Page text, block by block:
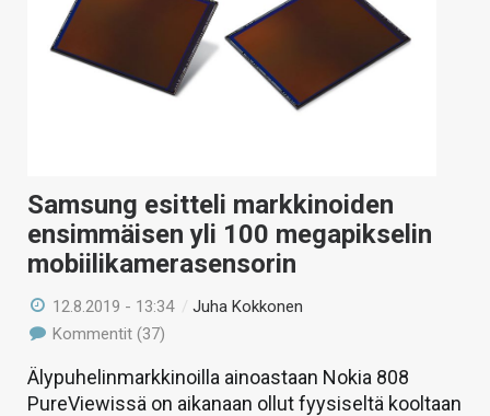
Samsung esitteli markkinoiden
ensimmäisen yli 100 megapikselin
mobiilikamerasensorin
12.8.2019 - 13:34 /Juha Kokkonen
Kommentit (37)
Älypuhelinmarkkinoilla ainoastaan Nokia 808
PureViewissä on aikanaan ollut fyysiseltä kooltaan